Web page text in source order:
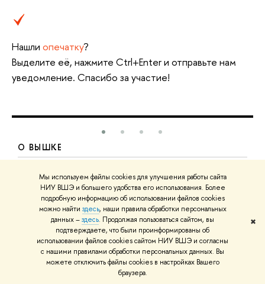
Мы используем файлы cookies для улучшения работы сайта
НИУ ВШЭ и большего удобства его использования. Более
подробную информацию об использовании файлов cookies
можно найти здесь, наши правила обработки персональных
данных –здесь. Продолжая пользоваться сайтом, вы
подтверждаете, что были проинформированы об
использовании файлов cookies сайтом НИУ ВШЭ и согласны
с нашими правилами обработки персональных данных. Вы
можете отключить файлы cookies в настройках Вашего
браузера.
✖
Нашли опечатку?
Выделите её, нажмите Ctrl+Enter и отправьте нам
уведомление. Спасибо за участие!
О ВЫШКЕ
Руководство и структура
Устойчивое развитие в НИУ ВШЭ
Преподаватели и сотрудники
Корпуса и общежития
Закупки